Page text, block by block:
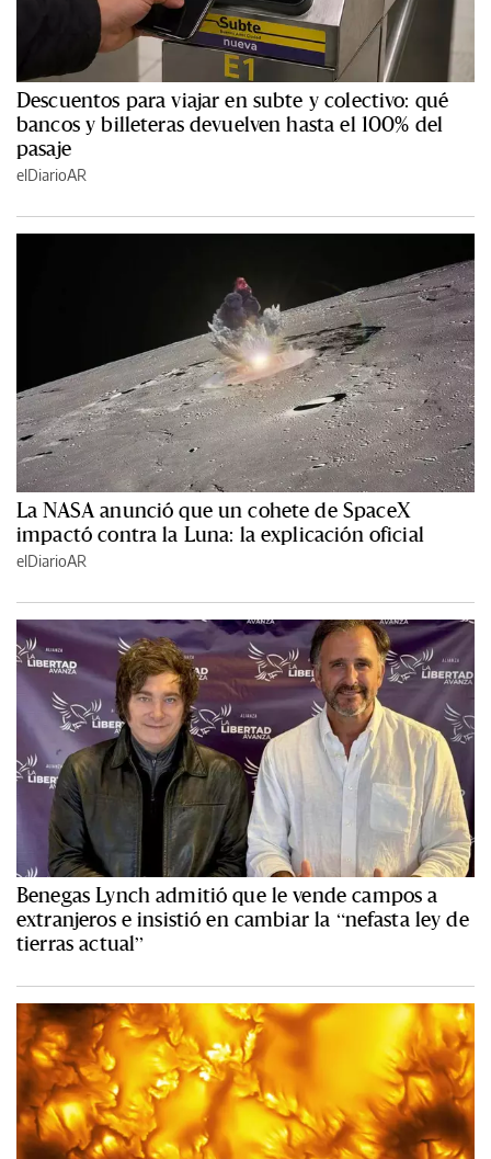
Descuentos para viajar en subte y colectivo: qué
bancos y billeteras devuelven hasta el 100% del
pasaje
elDiarioAR
La NASA anunció que un cohete de SpaceX
impactó contra la Luna: la explicación oficial
elDiarioAR
Benegas Lynch admitió que le vende campos a
extranjeros e insistió en cambiar la “nefasta ley de
tierras actual”